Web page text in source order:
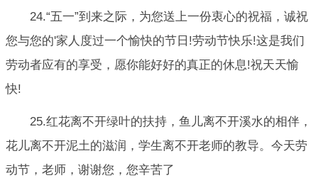
24.“五一”到来之际，为您送上一份衷心的祝福，诚祝
您与您的'家人度过一个愉快的节日!劳动节快乐!这是我们
劳动者应有的享受，愿你能好好的真正的休息!祝天天愉
快!
25.红花离不开绿叶的扶持，鱼儿离不开溪水的相伴，
花儿离不开泥土的滋润，学生离不开老师的教导。今天劳
动节，老师，谢谢您，您辛苦了